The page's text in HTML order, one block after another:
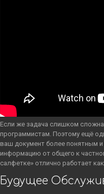
Если же задача слишком
программистам. Поэтому ещё
ваш документ более понятным
информацию от общего к
салфетке» отлично работает
Будущее